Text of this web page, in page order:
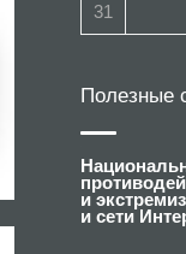
31
Полезные
и
и сети